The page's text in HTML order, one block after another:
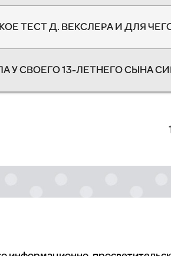
ТЕСТ Д. ВЕКСЛЕРА И ДЛЯ
У СВОЕГО 13-ЛЕТНЕГО СЫНА